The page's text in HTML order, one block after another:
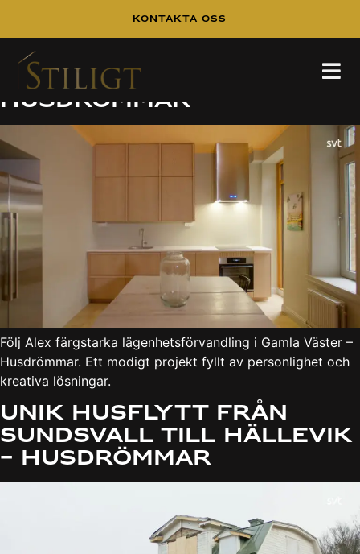
Kontakta Oss
Lägenhetsförvandling
på Gamla Väster –
Husdrömmar
Följ Alex färgstarka lägenhetsförvandling i Gamla Väster –
Husdrömmar. Ett modigt projekt fyllt av personlighet och
kreativa lösningar.
Unik husflytt från
Sundsvall till Hällevik
– Husdrömmar